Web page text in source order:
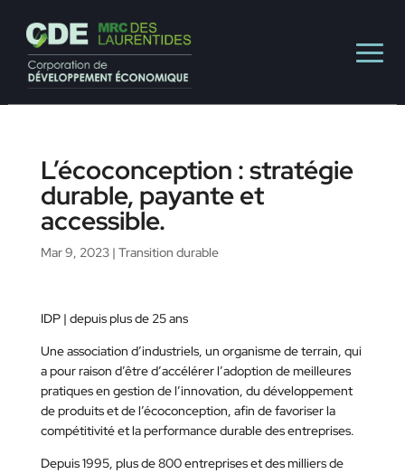
L’écoconception : stratégie
durable, payante et
accessible.
Mar 9, 2023| Transition durable
IDP | depuis plus de 25 ans
Une association d’industriels, un organisme de terrain, qui
a pour raison d’être d’accélérer l’adoption de meilleures
pratiques en gestion de l’innovation, du développement
de produits et de l’écoconception, afin de favoriser la
compétitivité et la performance durable des entreprises.
Depuis 1995, plus de 800 entreprises et des milliers de